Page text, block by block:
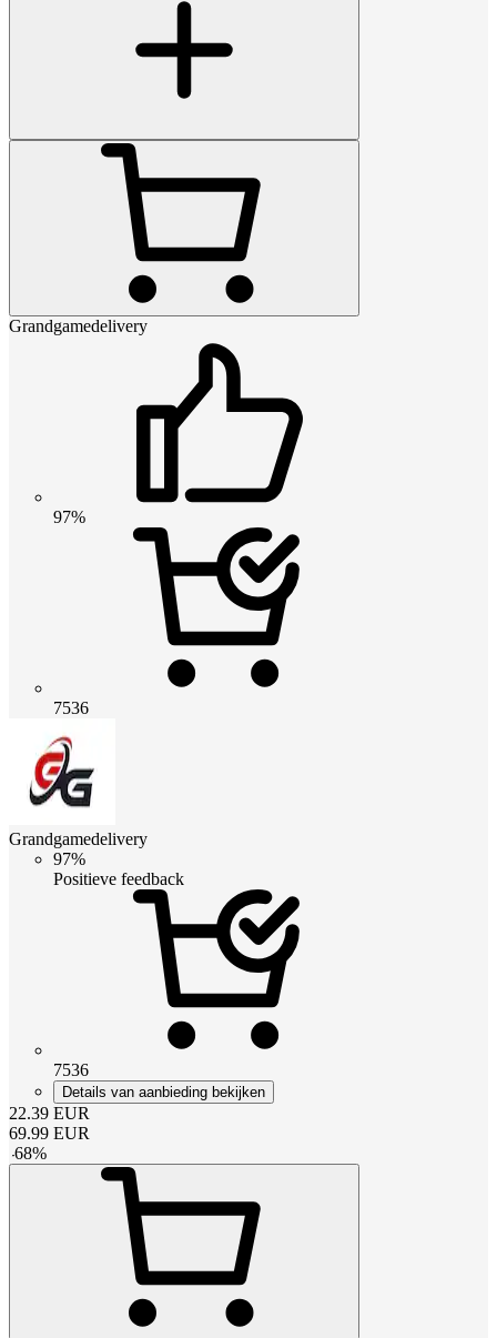
Grandgamedelivery
97%
7536
Grandgamedelivery
97%
Positieve feedback
7536
Details van aanbieding bekijken
22.39 EUR
69.99 EUR
-68%